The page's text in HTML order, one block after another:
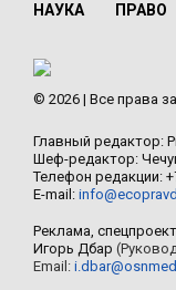
НАУКА ПРАВО
© 2026 | Все права
Главный редактор:
Шеф-редактор:
Телефон редакции:
E-mail:
Реклама,
Игорь Дбар
Email: